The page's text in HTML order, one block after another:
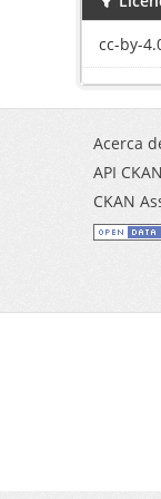
cc-by-
Acerca
API CKAN
CKAN